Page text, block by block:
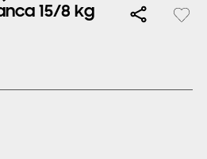
15/8 kg